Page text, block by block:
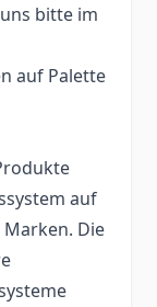
bitte im
auf Palette
auf
Die